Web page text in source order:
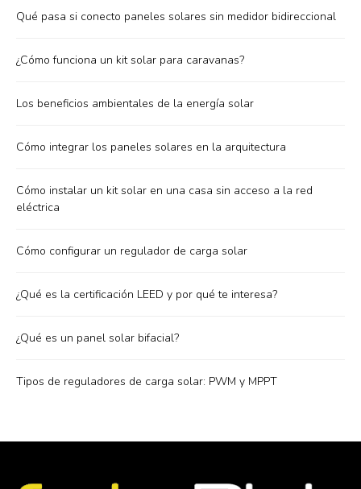
Qué pasa si conecto paneles solares sin medidor bidireccional
¿Cómo funciona un kit solar para caravanas?
Los beneficios ambientales de la energía solar
Cómo integrar los paneles solares en la arquitectura
Cómo instalar un kit solar en una casa sin acceso a la red
eléctrica
Cómo configurar un regulador de carga solar
¿Qué es la certificación LEED y por qué te interesa?
¿Qué es un panel solar bifacial?
Tipos de reguladores de carga solar: PWM y MPPT